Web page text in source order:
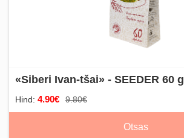
«Siberi Ivan-tšai» - SEEDER 60 g
Hind: 4.90€ 9.80€
Otsas